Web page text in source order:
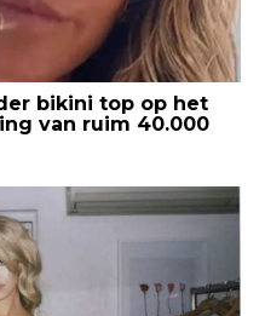
bikini top op het
van ruim 40.000